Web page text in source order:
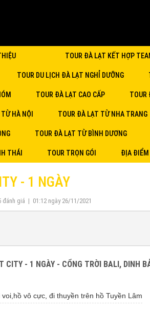
TOUR ĐÀ LẠT KẾT HỢP
TOUR DU LỊCH ĐÀ LẠT NGHỈ DƯỠNG
TOUR ĐÀ LẠT CAO CẤP TOUR
HÀ NỘI TOUR ĐÀ LẠT TỪ NHA TRANG
TOUR ĐÀ LẠT TỪ BÌNH DƯƠNG
THÁI TOUR TRỌN GÓI ĐỊA ĐIỂM
- 1 NGÀY
đánh giá | 01:12 ngày 26/11/2021
CITY - 1 NGÀY - CỔNG TRỜI BALI, DINH
vô cực, đi thuyền trên hồ Tuyền Lâm